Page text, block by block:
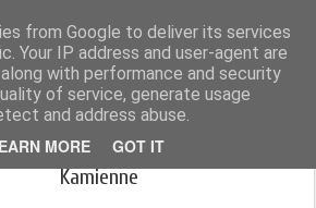
from Google to deliver its services
Your IP address and user-agent are
with performance and security
of service, generate usage
and address abuse.
MORE GOT IT
podróże, góry, fotografia
osady Pogórza Bukowskiego -
Kamienne